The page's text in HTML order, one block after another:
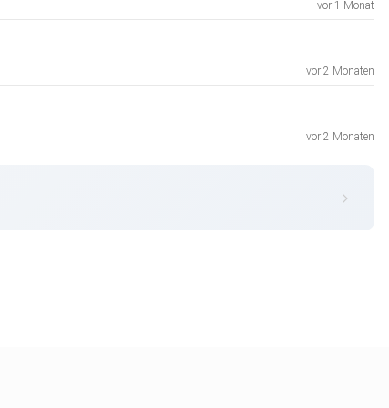
vor 1 Monat
vor 2 Monaten
vor 2 Monaten